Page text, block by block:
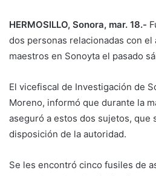
HERMOSILLO, Sonora, mar. 18.-
dos personas relacionadas con el
maestros en Sonoyta el pasado
El vicefiscal de Investigación de
Moreno, informó que durante la
aseguró a estos dos sujetos, que
disposición de la autoridad.
Se les encontró cinco fusiles de